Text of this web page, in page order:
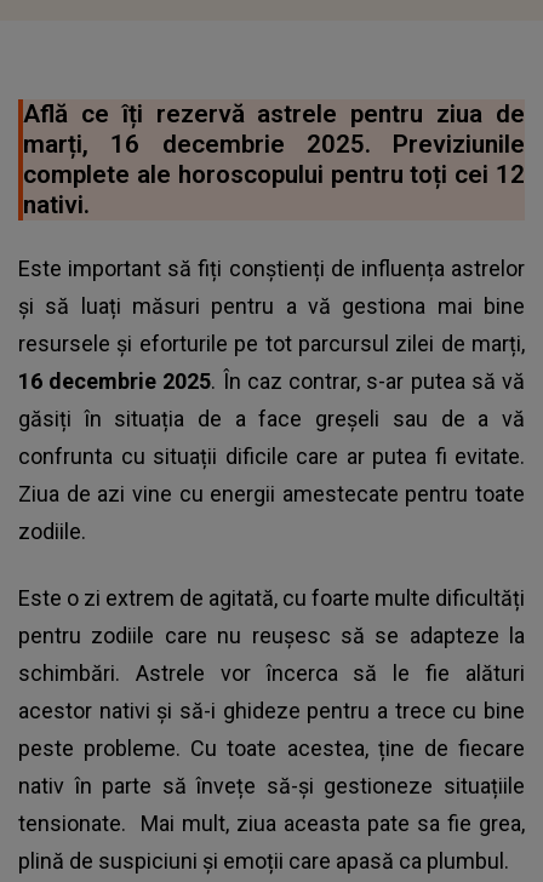
Află ce îți rezervă astrele pentru ziua de
marți, 16 decembrie 2025. Previziunile
complete ale horoscopului pentru toți cei 12
nativi.
Este important să fiți conștienți de influența astrelor
și să luați măsuri pentru a vă gestiona mai bine
resursele și eforturile pe tot parcursul zilei de marți,
16 decembrie 2025. În caz contrar, s-ar putea să vă
găsiți în situația de a face greșeli sau de a vă
confrunta cu situații dificile care ar putea fi evitate.
Ziua de azi vine cu energii amestecate pentru toate
zodiile.
Este o zi extrem de agitată, cu foarte multe dificultăți
pentru zodiile care nu reușesc să se adapteze la
schimbări. Astrele vor încerca să le fie alături
acestor nativi și să-i ghideze pentru a trece cu bine
peste probleme. Cu toate acestea, ține de fiecare
nativ în parte să învețe să-și gestioneze situațiile
tensionate. Mai mult, ziua aceasta pate sa fie grea,
plină de suspiciuni și emoții care apasă ca plumbul.